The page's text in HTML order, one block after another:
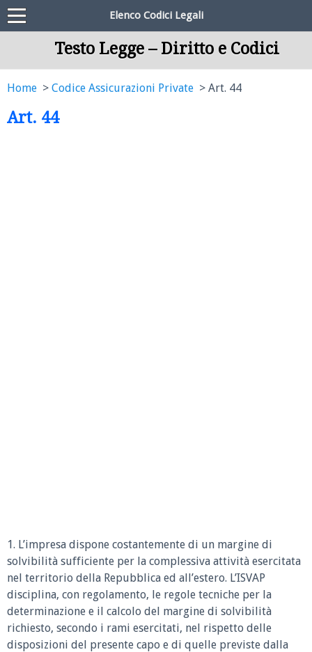
Elenco Codici Legali
Testo Legge – Diritto e Codici
Home Codice Assicurazioni Private Art. 44
Art. 44
1. L’impresa dispone costantemente di un margine di
solvibilità sufficiente per la complessiva attività esercitata
nel territorio della Repubblica ed all’estero. L’ISVAP
disciplina, con regolamento, le regole tecniche per la
determinazione e il calcolo del margine di solvibilità
richiesto, secondo i rami esercitati, nel rispetto delle
disposizioni del presente capo e di quelle previste dalla